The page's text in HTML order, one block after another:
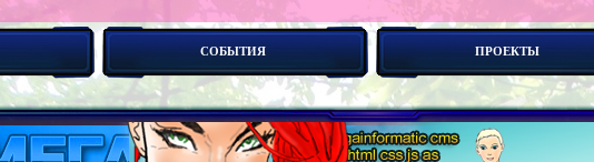
СОБЫТИЯ ПРОЕКТЫ